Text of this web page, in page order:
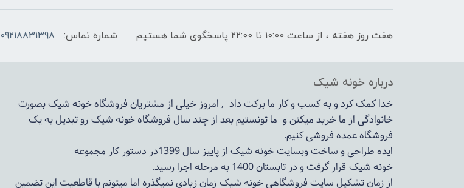
هفت روز هفته ، از ساعت 10:00 تا 22:00 پاسخگوی شما هستیم شماره تماس: 09218831398
درباره خونه شیک
خدا کمک کرد و به کسب و کار ما برکت داد , امروز خیلی از مشتریان فروشگاه خونه شیک بصورت
خانوادگی از ما خرید میکنن و ما تونستیم بعد از چند سال فروشگاهخونه شیکرو تبدیل به یک
فروشگاه عمده فروشی کنیم.
ایده طراحی و ساخت وبسایت خونه شیک از پاییز سال 1399در دستور کار مجموعه
خونه شیک قرار گرفت و در تابستان 1400 به مرحله اجرا رسید.
از زمان تشکیل سایت فروشگاهیخونه شیکزمان زیادی نمیگذره اما میتونم با قاطعیت این تضمین